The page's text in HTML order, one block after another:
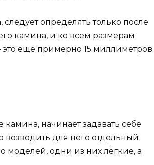
определять только после
камина, и ко всем размерам
ещё примерно 15 миллиметров.
начинает задавать себе
возводить для него отдельный
моделей, одни из них лёгкие, а